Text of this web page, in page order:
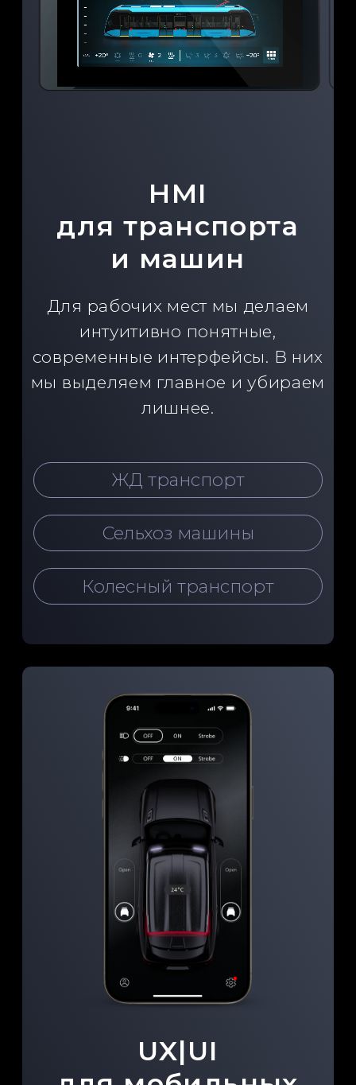
машиностроения
Мы создаем сайты для помощи в
продвижении стартапам,
машиностроительному сектору и
другим отраслям
промышленности.
Лендинг на Tilda
Имеем опыт создания дизайна
интерфейсов для мобильных
систем IOS и Android для
специальных и уникальных
пользовательских задач.
визуализации
Брендинг
Дизайн интерфейса HMI —
это про конкурентные
преимущества, а не просто
«сделать красиво».